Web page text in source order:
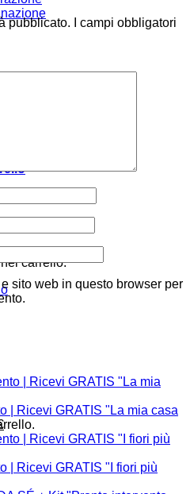
carrello.
pubblicato.
I campi obbligatori
sito web in questo browser per
| Ricevi GRATIS "La mia casa
Il
prezzo
è:| Ricevi GRATIS "I fiori più